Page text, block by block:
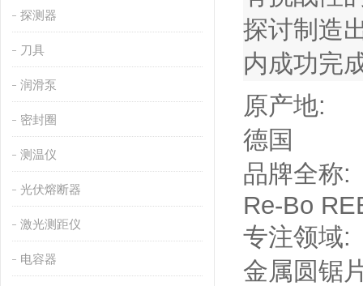
探测器
刀具
润滑泵
密封圈
测温仪
光伏熔断器
激光测距仪
电容器
探讨制造
内成功完
原产地:
德国
品牌全称:
Re-Bo
专注领域:
金属圆锯